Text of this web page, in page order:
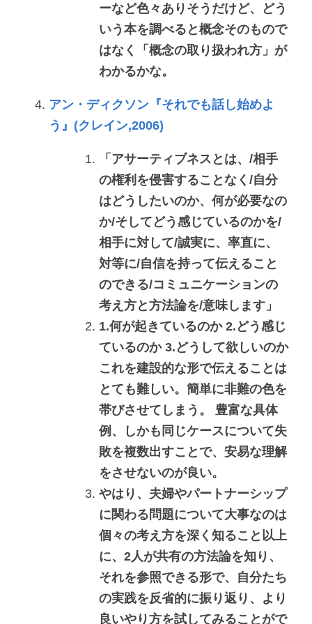
ーなど色々ありそうだけど、どう
いう本を調べると概念そのもので
はなく「概念の取り扱われ方」が
わかるかな。
アン・ディクソン『それでも話し始めよ
う』(クレイン,2006)
「アサーティブネスとは、/相手
の権利を侵害することなく/自分
はどうしたいのか、何が必要なの
か/そしてどう感じているのかを/
相手に対して/誠実に、率直に、
対等に/自信を持って伝えること
のできる/コミュニケーションの
考え方と方法論を/意味します」
1.何が起きているのか 2.どう感じ
ているのか 3.どうして欲しいのか
これを建設的な形で伝えることは
とても難しい。簡単に非難の色を
帯びさせてしまう。 豊富な具体
例、しかも同じケースについて失
敗を複数出すことで、安易な理解
をさせないのが良い。
やはり、夫婦やパートナーシップ
に関わる問題について大事なのは
個々の考え方を深く知ること以上
に、2人が共有の方法論を知り、
それを参照できる形で、自分たち
の実践を反省的に振り返り、より
良いやり方を試してみることがで